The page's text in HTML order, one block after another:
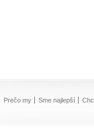
Prečo my Sme najlepší